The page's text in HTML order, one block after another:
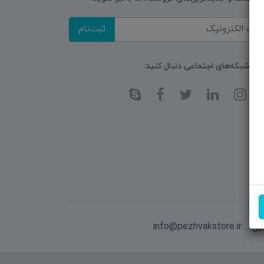
ثبت‌نام
را در شبکه‌های اجتماعی دنبال کنید:
info@pezhvakstore.ir